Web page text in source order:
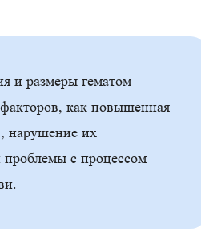
и размеры гематом
факторов, как повышенная
нарушение их
с процессом